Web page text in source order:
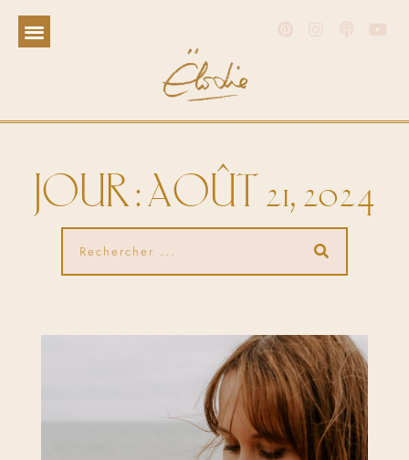
JOUR : AOÛT 21, 2024